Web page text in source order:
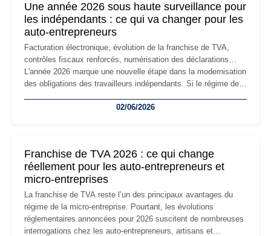
Une année 2026 sous haute surveillance pour
les indépendants : ce qui va changer pour les
auto-entrepreneurs
Facturation électronique, évolution de la franchise de TVA,
contrôles fiscaux renforcés, numérisation des déclarations…
L'année 2026 marque une nouvelle étape dans la modernisation
des obligations des travailleurs indépendants. Si le régime de
les auto-entrepreneurs devront s'adapter à un environnement
02/06/2026
Franchise de TVA 2026 : ce qui change
réellement pour les auto-entrepreneurs et
micro-entreprises
La franchise de TVA reste l’un des principaux avantages du
régime de la micro-entreprise. Pourtant, les évolutions
réglementaires annoncées pour 2026 suscitent de nombreuses
interrogations chez les auto-entrepreneurs, artisans et